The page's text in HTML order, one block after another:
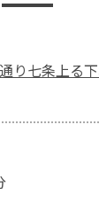
り七条上る